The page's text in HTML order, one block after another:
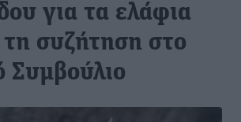
για τα ελάφια
τη συζήτηση στο
Συμβούλιο